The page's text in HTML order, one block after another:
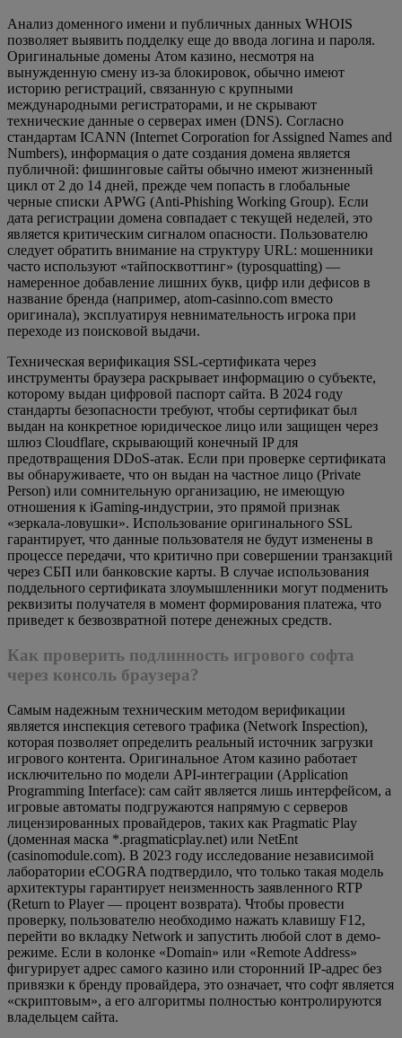
Анализ доменного имени и публичных данных WHOIS
позволяет выявить подделку еще до ввода логина и пароля.
Оригинальные домены Атом казино, несмотря на
вынужденную смену из-за блокировок, обычно имеют
историю регистраций, связанную с крупными
международными регистраторами, и не скрывают
технические данные о серверах имен (DNS). Согласно
стандартам ICANN (Internet Corporation for Assigned Names and
Numbers), информация о дате создания домена является
публичной: фишинговые сайты обычно имеют жизненный
цикл от 2 до 14 дней, прежде чем попасть в глобальные
черные списки APWG (Anti-Phishing Working Group). Если
дата регистрации домена совпадает с текущей неделей, это
является критическим сигналом опасности. Пользователю
следует обратить внимание на структуру URL: мошенники
часто используют «тайпосквоттинг» (typosquatting) —
намеренное добавление лишних букв, цифр или дефисов в
название бренда (например, atom-casinno.com вместо
оригинала), эксплуатируя невнимательность игрока при
переходе из поисковой выдачи.
Техническая верификация SSL-сертификата через
инструменты браузера раскрывает информацию о субъекте,
которому выдан цифровой паспорт сайта. В 2024 году
стандарты безопасности требуют, чтобы сертификат был
выдан на конкретное юридическое лицо или защищен через
шлюз Cloudflare, скрывающий конечный IP для
предотвращения DDoS-атак. Если при проверке сертификата
вы обнаруживаете, что он выдан на частное лицо (Private
Person) или сомнительную организацию, не имеющую
отношения к iGaming-индустрии, это прямой признак
«зеркала-ловушки». Использование оригинального SSL
гарантирует, что данные пользователя не будут изменены в
процессе передачи, что критично при совершении транзакций
через СБП или банковские карты. В случае использования
поддельного сертификата злоумышленники могут подменить
реквизиты получателя в момент формирования платежа, что
приведет к безвозвратной потере денежных средств.
Как проверить подлинность игрового софта
через консоль браузера?
Самым надежным техническим методом верификации
является инспекция сетевого трафика (Network Inspection),
которая позволяет определить реальный источник загрузки
игрового контента. Оригинальное Атом казино работает
исключительно по модели API-интеграции (Application
Programming Interface): сам сайт является лишь интерфейсом, а
игровые автоматы подгружаются напрямую с серверов
лицензированных провайдеров, таких как Pragmatic Play
(доменная маска *.pragmaticplay.net) или NetEnt
(casinomodule.com). В 2023 году исследование независимой
лаборатории eCOGRA подтвердило, что только такая модель
архитектуры гарантирует неизменность заявленного RTP
(Return to Player — процент возврата). Чтобы провести
проверку, пользователю необходимо нажать клавишу F12,
перейти во вкладку Network и запустить любой слот в демо-
режиме. Если в колонке «Domain» или «Remote Address»
фигурирует адрес самого казино или сторонний IP-адрес без
привязки к бренду провайдера, это означает, что софт является
«скриптовым», а его алгоритмы полностью контролируются
владельцем сайта.